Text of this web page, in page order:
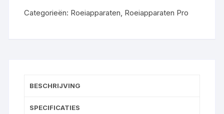
Categorieën: Roeiapparaten Roeiapparaten Pro
BESCHRIJVING
SPECIFICATIES